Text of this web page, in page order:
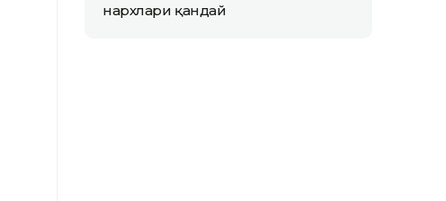
нархлари қандай